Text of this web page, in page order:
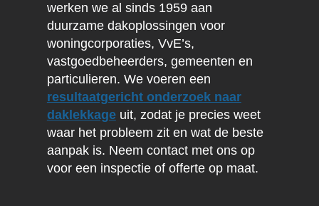
werken we al sinds 1959 aan
duurzame dakoplossingen voor
woningcorporaties, VvE’s,
vastgoedbeheerders, gemeenten en
particulieren. We voeren een
resultaatgericht onderzoek naar
daklekkageuit, zodat je precies weet
waar het probleem zit en wat de beste
aanpak is. Neem contact met ons op
voor een inspectie of offerte op maat.